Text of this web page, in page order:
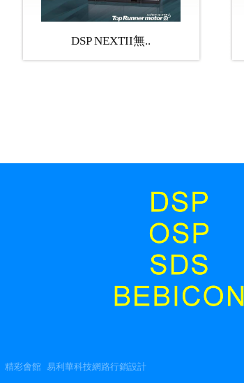
DSP NEXTII無..
精彩會館 易利華科技網路行銷設計